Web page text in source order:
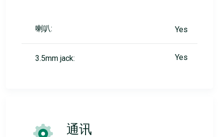
喇叭: Yes
3.5mm jack: Yes
通讯